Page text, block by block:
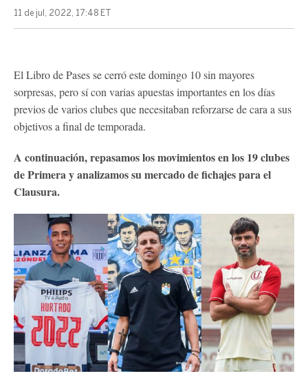
11 de jul, 2022, 17:48 ET
El Libro de Pases se cerró este domingo 10 sin mayores
sorpresas, pero sí con varias apuestas importantes en los días
previos de varios clubes que necesitaban reforzarse de cara a sus
objetivos a final de temporada.
A continuación, repasamos los movimientos en los 19 clubes
de Primera y analizamos su mercado de fichajes para el
Clausura.